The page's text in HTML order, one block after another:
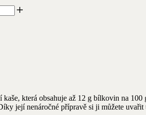
kaše, která obsahuje až 12 g bílkovin na
její nenáročné přípravě si ji můžete